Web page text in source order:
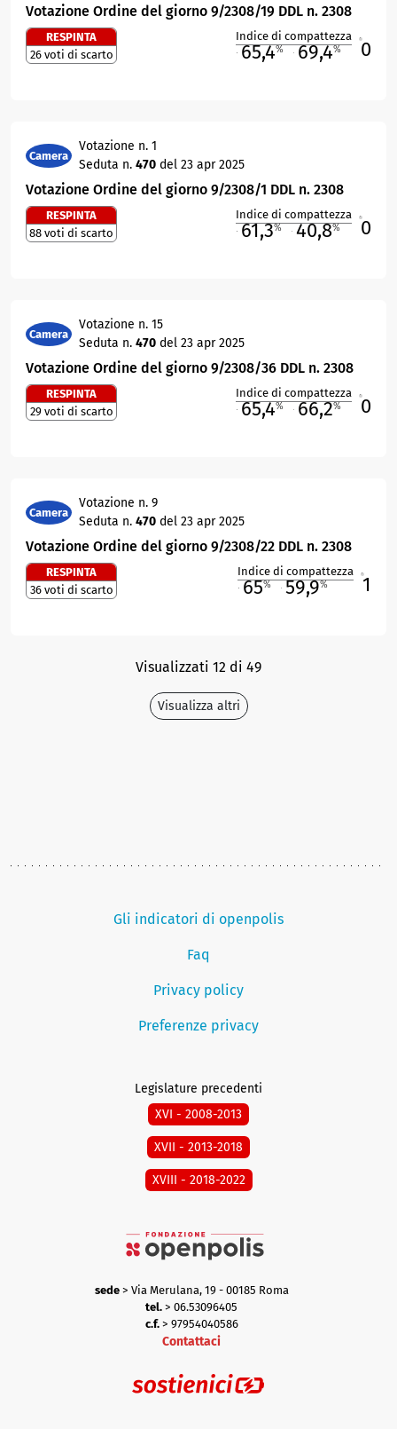
Votazione Ordine del giorno 9/2308/19 DDL n. 2308
RESPINTA
26 voti di scarto
Indice di compattezza
65,4% 69,4% 0
Camera
Votazione n. 1
Seduta n. 470 del 23 apr 2025
Votazione Ordine del giorno 9/2308/1 DDL n. 2308
RESPINTA
88 voti di scarto
Indice di compattezza
61,3% 40,8% 0
Camera
Votazione n. 15
Seduta n. 470 del 23 apr 2025
Votazione Ordine del giorno 9/2308/36 DDL n. 2308
RESPINTA
29 voti di scarto
Indice di compattezza
65,4% 66,2% 0
Camera
Votazione n. 9
Seduta n. 470 del 23 apr 2025
Votazione Ordine del giorno 9/2308/22 DDL n. 2308
RESPINTA
36 voti di scarto
Indice di compattezza
65% 59,9% 1
Visualizzati 12 di 49
Visualizza altri
Gli indicatori di openpolis
Faq
Privacy policy
Preferenze privacy
Legislature precedenti
XVI - 2008-2013
XVII - 2013-2018
XVIII - 2018-2022
sede> Via Merulana, 19 - 00185 Roma
tel. > 06.53096405
c.f.> 97954040586
Contattaci